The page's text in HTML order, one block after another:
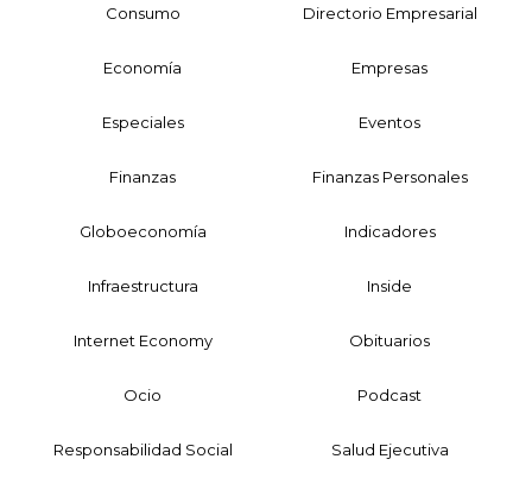
Consumo Directorio Empresarial
Economía Empresas
Especiales Eventos
Finanzas Finanzas Personales
Globoeconomía Indicadores
Infraestructura Inside
Internet Economy Obituarios
Ocio Podcast
Responsabilidad Social Salud Ejecutiva